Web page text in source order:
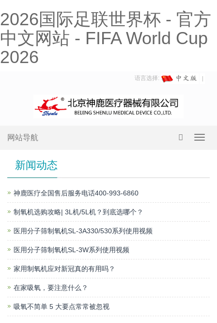
2026国际足联世界杯 - 官方
中文网站 - FIFA World Cup
2026
语言选择:
网站导航
新闻动态
神鹿医疗全国售后服务电话400-993-6860
制氧机选购攻略| 3L机/5L机？到底选哪个？
医用分子筛制氧机SL-3A330/530系列使用视频
医用分子筛制氧机SL-3W系列使用视频
家用制氧机应对新冠真的有用吗？
在家吸氧，要注意什么？
吸氧不简单 5 大要点常常被忽视